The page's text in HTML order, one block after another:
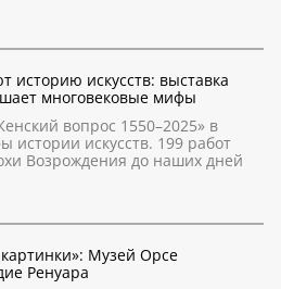
искусств: выставка
многовековые мифы
вопрос 1550–2025» в
искусств. 199 работ
Возрождения до наших дней
Музей Орсе
Ренуара